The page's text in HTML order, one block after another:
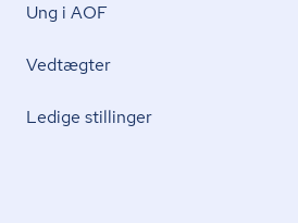
Ung i AOF
Vedtægter
Ledige stillinger